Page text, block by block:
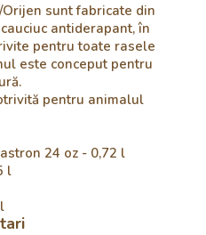
sunt fabricate din
antiderapant, în
pentru toate rasele
este conceput pentru
pentru animalul
24 oz - 0,72 l
l